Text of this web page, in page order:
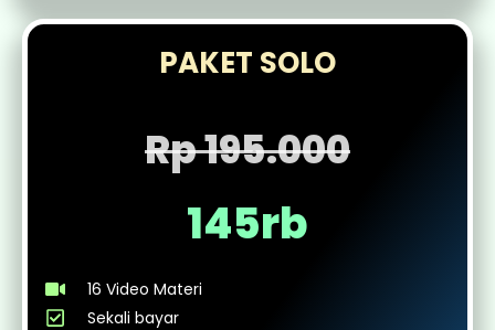
PAKET SOLO
Rp 195.000
145rb
16 Video Materi
Sekali bayar